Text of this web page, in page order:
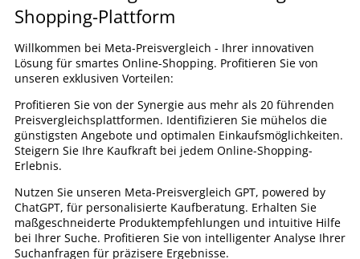
Shopping-Plattform
Willkommen bei Meta-Preisvergleich - Ihrer innovativen
Lösung für smartes Online-Shopping. Profitieren Sie von
unseren exklusiven Vorteilen:
Profitieren Sie von der Synergie aus mehr als 20 führenden
Preisvergleichsplattformen. Identifizieren Sie mühelos die
günstigsten Angebote und optimalen Einkaufsmöglichkeiten.
Steigern Sie Ihre Kaufkraft bei jedem Online-Shopping-
Erlebnis.
Nutzen Sie unseren Meta-Preisvergleich GPT, powered by
ChatGPT, für personalisierte Kaufberatung. Erhalten Sie
maßgeschneiderte Produktempfehlungen und intuitive Hilfe
bei Ihrer Suche. Profitieren Sie von intelligenter Analyse Ihrer
Suchanfragen für präzisere Ergebnisse.